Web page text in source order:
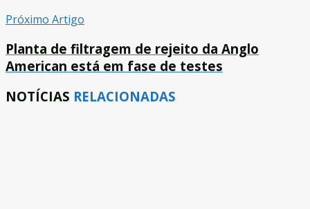
Próximo Artigo
Planta de filtragem de rejeito da Anglo
American está em fase de testes
NOTÍCIAS RELACIONADAS